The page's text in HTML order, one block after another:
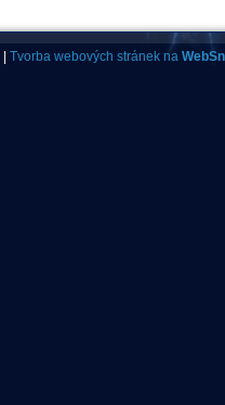
Tvorba webových stránek na